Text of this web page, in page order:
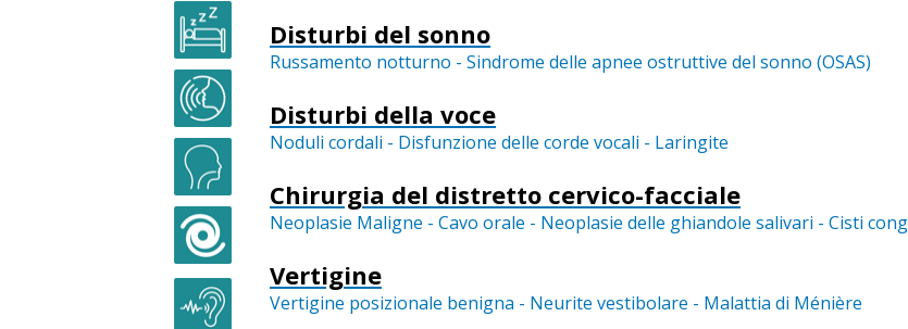
Disturbi del sonno
Russamento notturno - Sindrome delle apnee ostruttive del sonno (OSAS)
Disturbi della voce
Noduli cordali - Disfunzione delle corde vocali - Laringite
Chirurgia del distretto cervico-facciale
Neoplasie Maligne - Cavo orale - Neoplasie delle ghiandole salivari - Cisti
Vertigine
Vertigine posizionale benigna - Neurite vestibolare - Malattia di Ménière